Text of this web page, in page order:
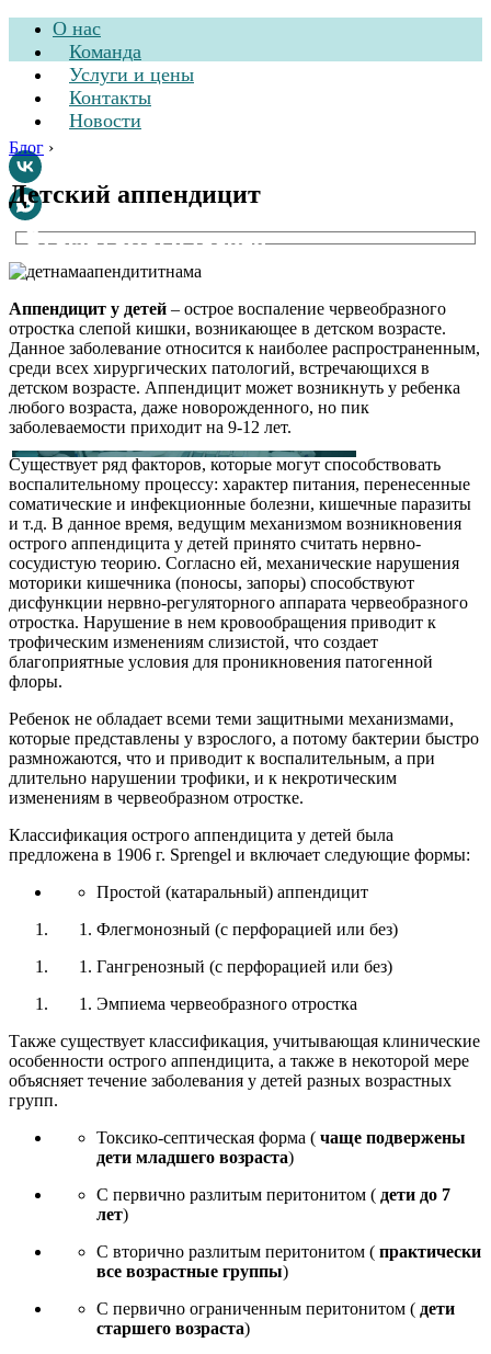
О нас
Команда
Услуги и цены
Контакты
Новости
Стоматологическая
клиника
Блог ›
Детский аппендицит
Аппендицит у детей – острое воспаление червеобразного
отростка слепой кишки, возникающее в детском возрасте.
Данное заболевание относится к наиболее распространенным,
среди всех хирургических патологий, встречающихся в
детском возрасте. Аппендицит может возникнуть у ребенка
любого возраста, даже новорожденного, но пик
заболеваемости приходит на 9-12 лет.
Существует ряд факторов, которые могут способствовать
воспалительному процессу: характер питания, перенесенные
соматические и инфекционные болезни, кишечные паразиты
и т.д. В данное время, ведущим механизмом возникновения
острого аппендицита у детей принято считать нервно-
сосудистую теорию. Согласно ей, механические нарушения
моторики кишечника (поносы, запоры) способствуют
дисфункции нервно-регуляторного аппарата червеобразного
отростка. Нарушение в нем кровообращения приводит к
трофическим изменениям слизистой, что создает
благоприятные условия для проникновения патогенной
флоры.
Ребенок не обладает всеми теми защитными механизмами,
которые представлены у взрослого, а потому бактерии быстро
размножаются, что и приводит к воспалительным, а при
длительно нарушении трофики, и к некротическим
изменениям в червеобразном отростке.
Классификация острого аппендицита у детей была
предложена в 1906 г. Sprengel и включает следующие формы:
Простой (катаральный) аппендицит
Флегмонозный (с перфорацией или без)
Гангренозный (с перфорацией или без)
Эмпиема червеобразного отростка
Также существует классификация, учитывающая клинические
особенности острого аппендицита, а также в некоторой мере
объясняет течение заболевания у детей разных возрастных
групп.
Токсико-септическая форма ( чаще подвержены
дети младшего возраста)
С первично разлитым перитонитом ( дети до 7
лет)
С вторично разлитым перитонитом ( практически
все возрастные группы)
С первично ограниченным перитонитом ( дети
старшего возраста)